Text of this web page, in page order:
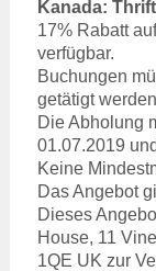
Kanada:
17% Rabatt
verfügbar.
Buchungen
getätigt
Die Abholung
01.07.2019
Keine
Das Angebot
Dieses
House, 11
1QE UK zur